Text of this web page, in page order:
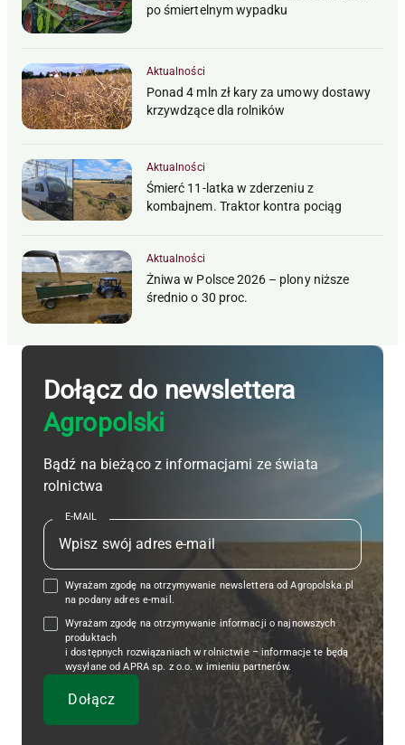
po śmiertelnym wypadku
Aktualności
Ponad 4 mln zł kary za umowy dostawy
krzywdzące dla rolników
Aktualności
Śmierć 11-latka w zderzeniu z
kombajnem. Traktor kontra pociąg
Aktualności
Żniwa w Polsce 2026 – plony niższe
średnio o 30 proc.
Dołącz do newslettera
Agropolski
Bądź na bieżąco z informacjami ze świata
rolnictwa
E-MAIL
Wyrażam zgodę na otrzymywanie newslettera od Agropolska.pl
na podany adres e-mail.
Wyrażam zgodę na otrzymywanie informacji o najnowszych
produktach
i dostępnych rozwiązaniach w rolnictwie – informacje te będą
wysyłane od APRA sp. z o.o. w imieniu partnerów.